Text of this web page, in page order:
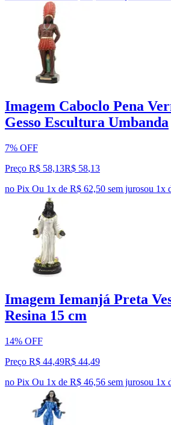
Imagem Caboclo Pena
Gesso Escultura Umbanda
7% OFF
Preço R$ 58,13R$ 58,13
no Pix Ou 1x de R$ 62,50 sem jurosou 1x
Imagem Iemanjá Preta
Resina 15 cm
14% OFF
Preço R$ 44,49R$ 44,49
no Pix Ou 1x de R$ 46,56 sem jurosou 1x